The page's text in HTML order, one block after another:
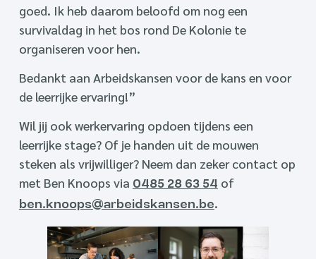
goed. Ik heb daarom beloofd om nog een
survivaldag in het bos rond De Kolonie te
organiseren voor hen.
Bedankt aan Arbeidskansen voor de kans en voor
de leerrijke ervaring!”
Wil jij ook werkervaring opdoen tijdens een
leerrijke stage? Of je handen uit de mouwen
steken als vrijwilliger? Neem dan zeker contact op
met Ben Knoops via 0485 28 63 54 of
ben.knoops@arbeidskansen.be.